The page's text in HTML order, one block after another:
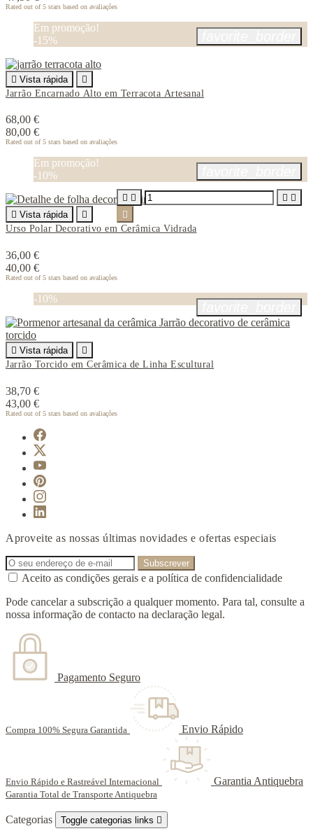
Rated out of 5 stars based on avaliações
Em promoção!
-15%
 Vista rápida

Jarrão Encarnado Alto em Terracota Artesanal
68,00 €
80,00 €
Rated out of 5 stars based on avaliações
Em promoção!
-10%
 Vista rápida

Urso Polar Decorativo em Cerâmica Vidrada
36,00 €
40,00 €
Rated out of 5 stars based on avaliações
   

-10%
 Vista rápida

Jarrão Torcido em Cerâmica de Linha Escultural
38,70 €
43,00 €
Rated out of 5 stars based on avaliações
Aproveite as nossas últimas novidades e ofertas especiais
Aceito as condições gerais e a política de confidencialidade
Pode cancelar a subscrição a qualquer momento. Para tal, consulte a
nossa informação de contacto na declaração legal.
Pagamento Seguro
Compra 100% Segura Garantida Envio Rápido
Envio Rápido e Rastreável Internacional Garantia Antiquebra
Garantia Total de Transporte Antiquebra
Categorias Toggle categorias links 